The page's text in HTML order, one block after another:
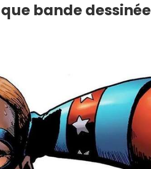
bande dessinée